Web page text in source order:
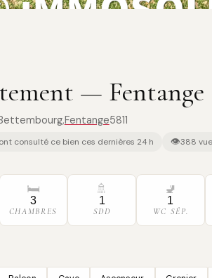
— Fentange ·
Fentange5811
consulté ce bien ces dernières 24 h 👁388
🛏
3
CHAMBRES
🚿
1
SDD
🚽
1
WC SÉP.